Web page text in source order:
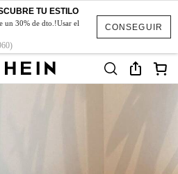
CONSEGUIR
TU ESTILO
un 30% de dto.!Usar el